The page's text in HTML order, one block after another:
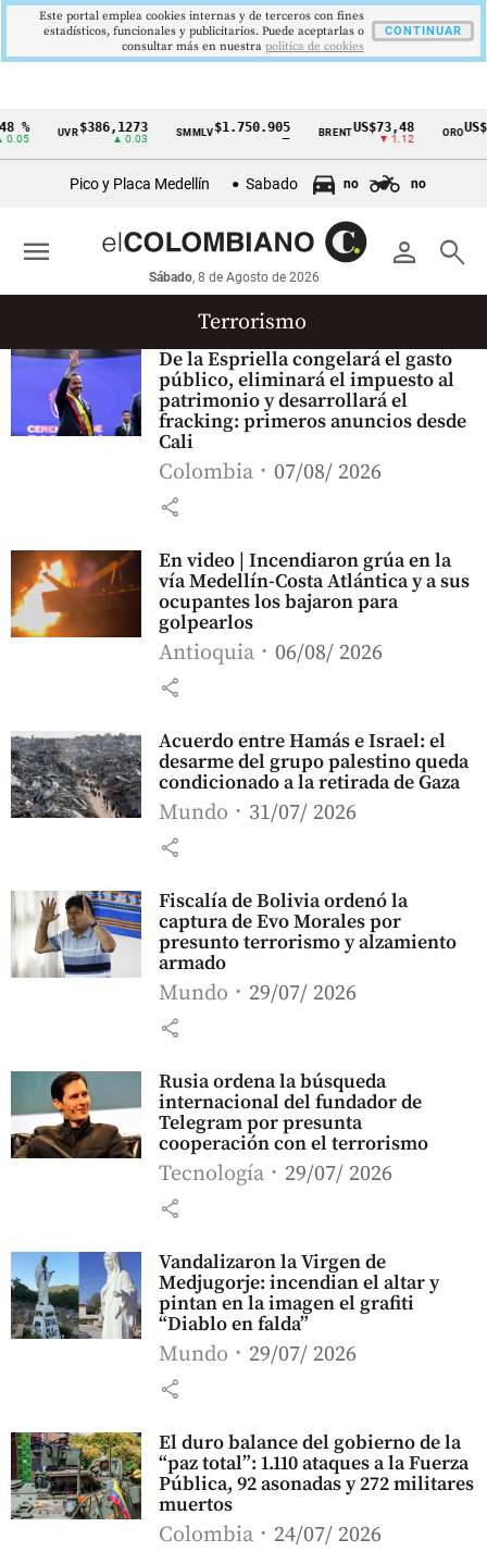
Cintillo
económicos
Colombia
% UVR$386,1273
▲ 0.03
SMMLV $1.750.905 BRENTUS$73,48
▼ 1.12
ORO
Pico y Placa Medellín Sabado no no
person search
Sábado, 8 de Agosto de 2026
menu
Terrorismo
De la Espriella congelará el gasto
público, eliminará el impuesto al
patrimonio y desarrollará el
fracking: primeros anuncios desde
Cali
Colombia 07/08/ 2026
share
En video | Incendiaron grúa en la
vía Medellín-Costa Atlántica y a sus
ocupantes los bajaron para
golpearlos
Antioquia 06/08/ 2026
share
Acuerdo entre Hamás e Israel: el
desarme del grupo palestino queda
condicionado a la retirada de Gaza
Mundo 31/07/ 2026
share
Fiscalía de Bolivia ordenó la
captura de Evo Morales por
presunto terrorismo y alzamiento
armado
Mundo 29/07/ 2026
share
Rusia ordena la búsqueda
internacional del fundador de
Telegram por presunta
cooperación con el terrorismo
Tecnología 29/07/ 2026
share
Vandalizaron la Virgen de
Medjugorje: incendian el altar y
pintan en la imagen el grafiti
“Diablo en falda”
Mundo 29/07/ 2026
share
El duro balance del gobierno de la
“paz total”: 1.110 ataques a la Fuerza
Pública, 92 asonadas y 272 militares
muertos
Colombia 24/07/ 2026
Este portal emplea cookies internas y de terceros con fines
estadísticos, funcionales y publicitarios. Puede aceptarlas o
consultar más en nuestra politica de cookies
CONTINUAR